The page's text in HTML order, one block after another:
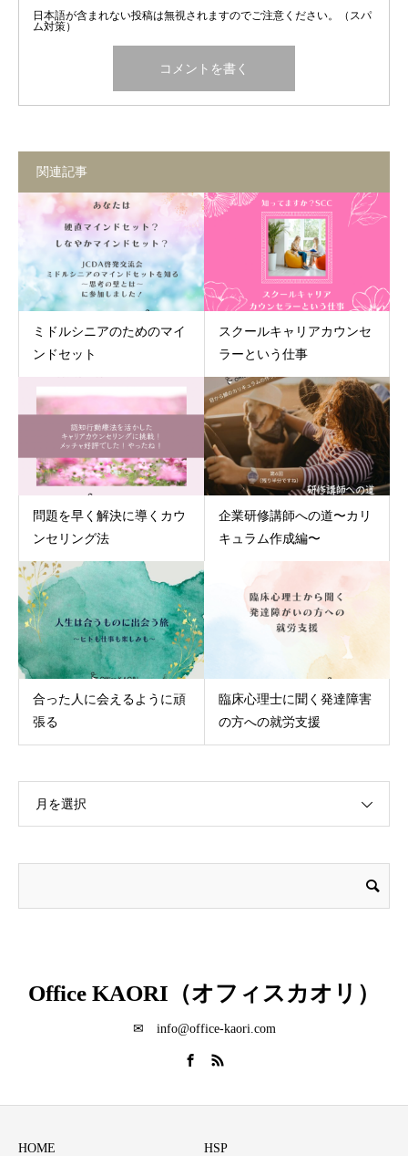
日本語が含まれない投稿は無視されますのでご注意ください。（スパ
ム対策）
関連記事
ミドルシニアのためのマイ
ンドセット
スクールキャリアカウンセ
ラーという仕事
問題を早く解決に導くカウ
ンセリング法
企業研修講師への道〜カリ
キュラム作成編〜
合った人に会えるように頑
張る
臨床心理士に聞く発達障害
の方への就労支援
月を選択
Office KAORI（オフィスカオリ）
✉ info@office-kaori.com
HOME HSP